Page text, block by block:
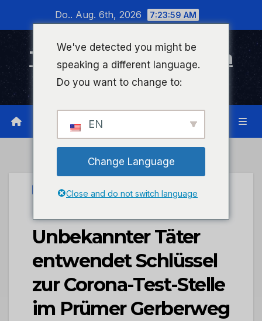
wechseln
Do.. Aug. 6th, 2026 7:23:59 AM
Timeline Bad Kreuznach
Infonetzwerk für Bad Kreuznach
UNCATEGORIZED
POL-PDWIL:
Unbekannter Täter
entwendet Schlüssel
zur Corona-Test-Stelle
im Prümer Gerberweg
We've detected you might be
speaking a different language.
Do you want to change to:
EN
Change Language
Close and do not switch language